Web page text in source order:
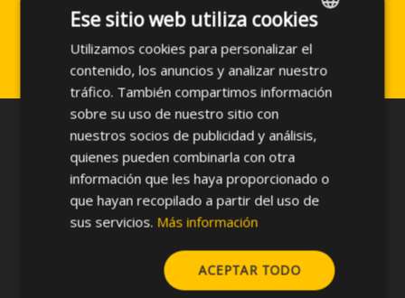
Superficie aproximada: 3500 m2
SPANISH
ENGLISH
Ese sitio web utiliza cookies
Utilizamos cookies para personalizar el
contenido, los anuncios y analizar nuestro
tráfico. También compartimos información
sobre su uso de nuestro sitio con
nuestros socios de publicidad y análisis,
quienes pueden combinarla con otra
información que les haya proporcionado o
que hayan recopilado a partir del uso de
sus servicios. Más información
ACEPTAR TODO